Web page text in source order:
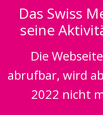
Das Swiss
seine
Die
abrufbar, wird
2022 nicht